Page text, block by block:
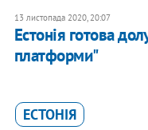
13 листопада 2020, 20:07
Естонія готова
платформи"
ЕСТОНІЯ